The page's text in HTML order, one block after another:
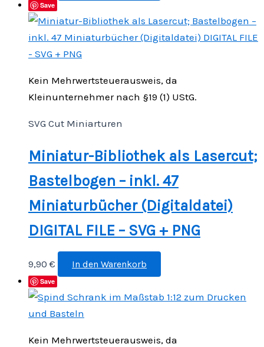
Save
Kein Mehrwertsteuerausweis, da
Kleinunternehmer nach §19 (1) UStG.
SVG Cut Miniarturen
Miniatur-Bibliothek als Lasercut;
Bastelbogen – inkl. 47
Miniaturbücher (Digitaldatei)
DIGITAL FILE – SVG + PNG
9,90 € In den Warenkorb
Save
Kein Mehrwertsteuerausweis, da